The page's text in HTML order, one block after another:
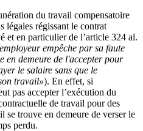
du travail compensatoire
légales régissant le contrat
en particulier de l’article 324 al.
empêche par sa faute
en demeure de l'accepter pour
le salaire sans que le
travail»). En effet, si
pas accepter l’exécution du
de travail pour des
se trouve en demeure de verser le
perdu.